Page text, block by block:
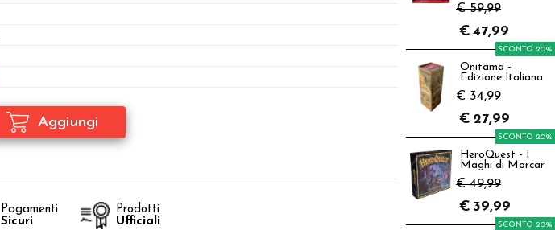
Pagamenti
Sicuri
Prodotti
Ufficiali
€ 59,99
€ 47,99
Onitama -
Edizione Italiana
€ 34,99
SCONTO 20%
€ 27,99
HeroQuest - I
Maghi di Morcar
€ 49,99
SCONTO 20%
€ 39,99
SCONTO 20%